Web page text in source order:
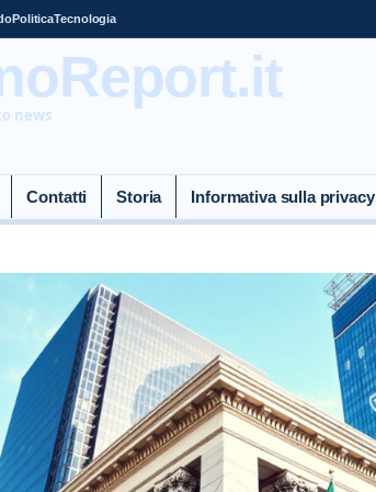
PoliticaTecnologia
news
Contatti Storia Informativa sulla privacy